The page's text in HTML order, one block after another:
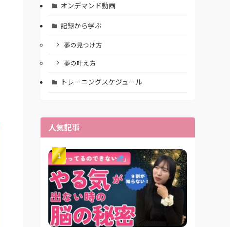
オンデマンド動画
記録から学ぶ
夢の見つけ方
夢の叶え方
トレーニングスケジュール
人気記事